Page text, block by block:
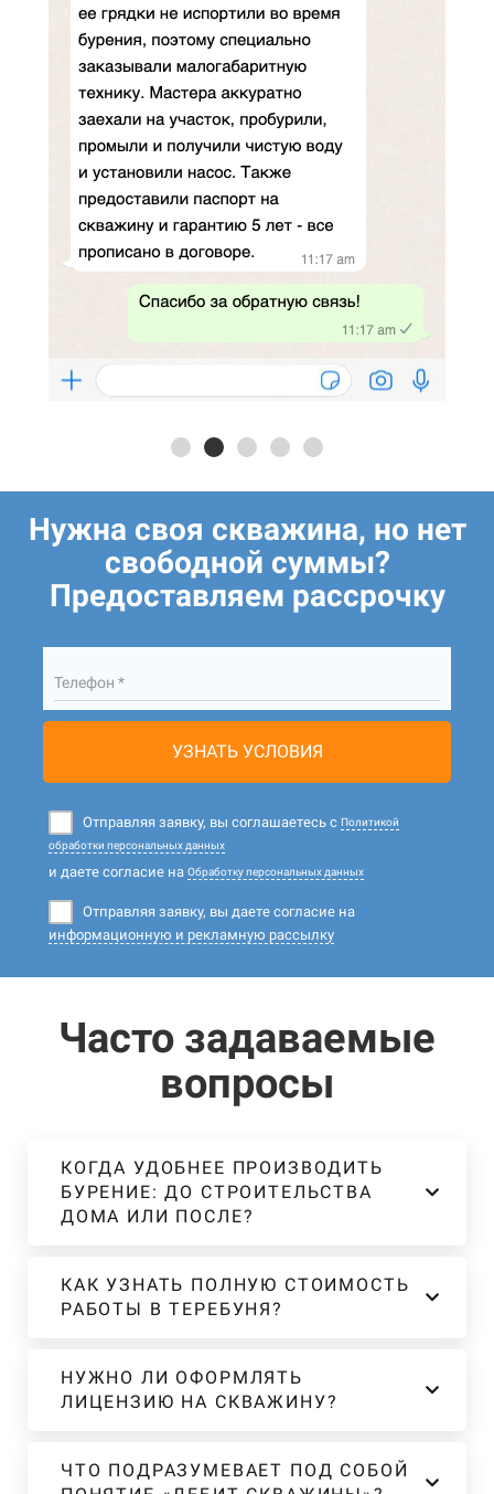
Нужна своя скважина, но нет
свободной суммы?
Предоставляем рассрочку
Телефон *
УЗНАТЬ УСЛОВИЯ
Отправляя заявку, вы соглашаетесь с Политикой
обработки персональных данных
и даете согласие на Обработку персональных данных
Отправляя заявку, вы даете согласие на
информационную и рекламную рассылку
Часто задаваемые
вопросы
КОГДА УДОБНЕЕ ПРОИЗВОДИТЬ
БУРЕНИЕ: ДО СТРОИТЕЛЬСТВА
ДОМА ИЛИ ПОСЛЕ?
КАК УЗНАТЬ ПОЛНУЮ СТОИМОСТЬ
РАБОТЫ В ТЕРЕБУНЯ?
НУЖНО ЛИ ОФОРМЛЯТЬ
ЛИЦЕНЗИЮ НА СКВАЖИНУ?
ЧТО ПОДРАЗУМЕВАЕТ ПОД СОБОЙ